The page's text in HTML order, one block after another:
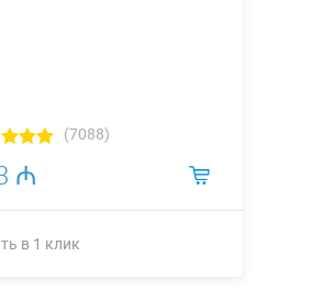
(7088)
₼
в 1 клик